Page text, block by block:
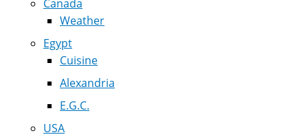
Canada
Weather
Egypt
Cuisine
Alexandria
E.G.C.
USA